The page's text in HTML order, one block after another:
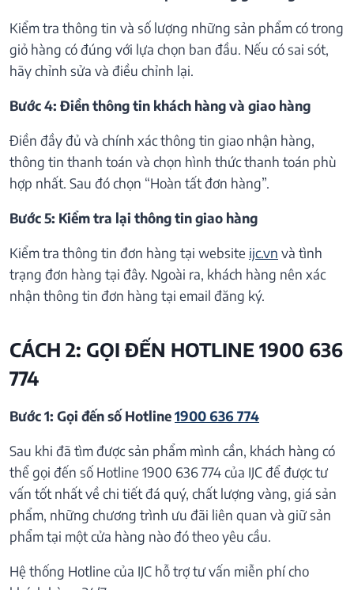
Kiểm tra thông tin và số lượng những sản phẩm có trong
giỏ hàng có đúng với lựa chọn ban đầu. Nếu có sai sót,
hãy chỉnh sửa và điều chỉnh lại.
Bước 4: Điền thông tin khách hàng và giao hàng
Điền đầy đủ và chính xác thông tin giao nhận hàng,
thông tin thanh toán và chọn hình thức thanh toán phù
hợp nhất. Sau đó chọn “Hoàn tất đơn hàng”.
Bước 5: Kiểm tra lại thông tin giao hàng
Kiểm tra thông tin đơn hàng tại website ijc.vn và tình
trạng đơn hàng tại đây. Ngoài ra, khách hàng nên xác
nhận thông tin đơn hàng tại email đăng ký.
CÁCH 2: GỌI ĐẾN HOTLINE 1900 636
774
Bước 1: Gọi đến số Hotline1900 636 774
Sau khi đã tìm được sản phẩm mình cần, khách hàng có
thể gọi đến số Hotline 1900 636 774 của IJC để được tư
vấn tốt nhất về chi tiết đá quý, chất lượng vàng, giá sản
phẩm, những chương trình ưu đãi liên quan và giữ sản
phẩm tại một cửa hàng nào đó theo yêu cầu.
Hệ thống Hotline của IJC hỗ trợ tư vấn miễn phí cho